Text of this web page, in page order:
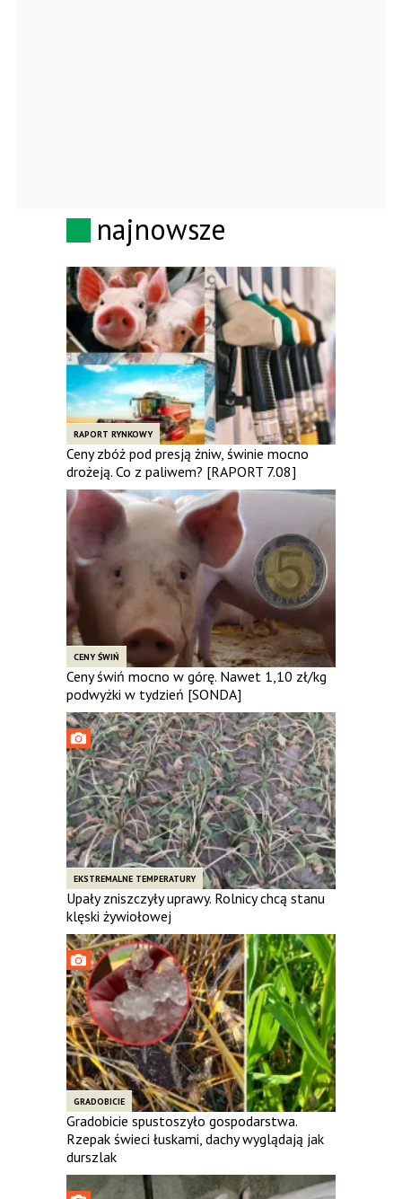
najnowsze
RAPORT RYNKOWY
Ceny zbóż pod presją żniw, świnie mocno
drożeją. Co z paliwem? [RAPORT 7.08]
CENY ŚWIŃ
Ceny świń mocno w górę. Nawet 1,10 zł/kg
podwyżki w tydzień [SONDA]
EKSTREMALNE TEMPERATURY
Upały zniszczyły uprawy. Rolnicy chcą stanu
klęski żywiołowej
GRADOBICIE
Gradobicie spustoszyło gospodarstwa.
Rzepak świeci łuskami, dachy wyglądają jak
durszlak